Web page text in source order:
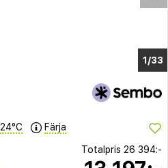
1/26
24°C Färja
Totalpris 26 394:-